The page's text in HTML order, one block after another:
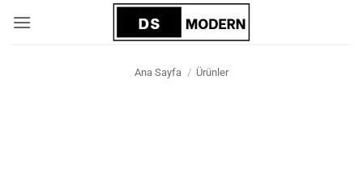
atla
Ana Sayfa / Ürünler